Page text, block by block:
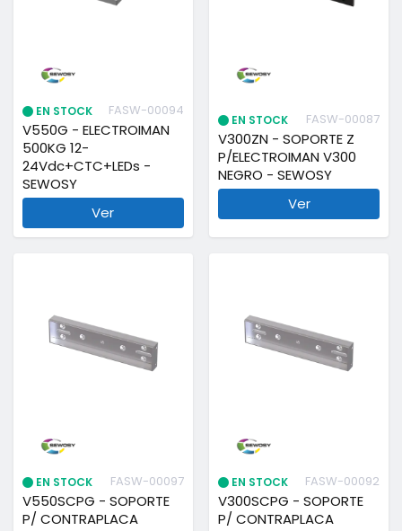
EN STOCK FASW-00094
V550G - ELECTROIMAN
500KG 12-
24Vdc+CTC+LEDs -
SEWOSY
Ver
EN STOCK FASW-00087
V300ZN - SOPORTE Z
P/ELECTROIMAN V300
NEGRO - SEWOSY
Ver
EN STOCK FASW-00097
V550SCPG - SOPORTE
P/ CONTRAPLACA
EN STOCK FASW-00092
V300SCPG - SOPORTE
P/ CONTRAPLACA